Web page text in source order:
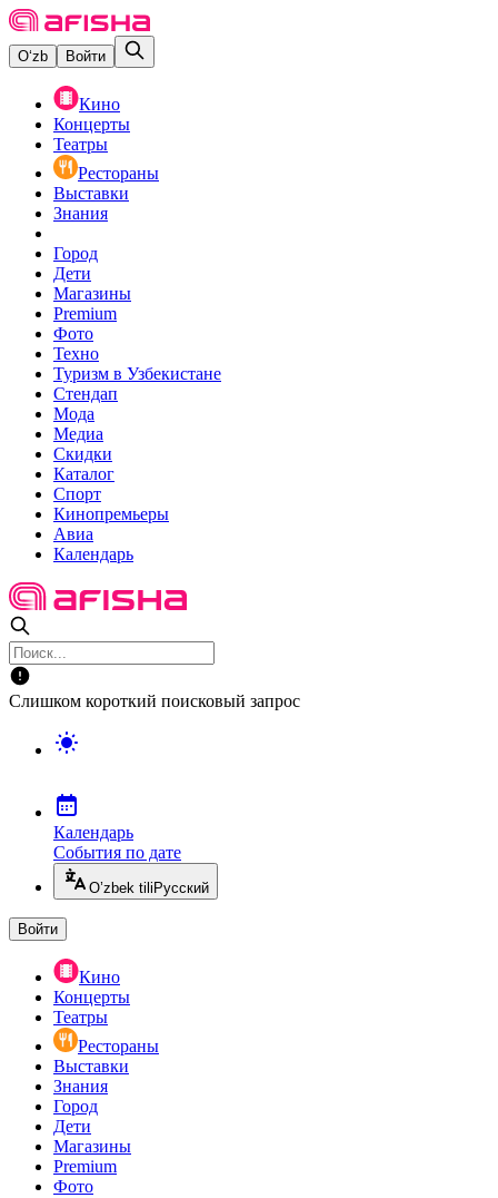
O‘zb Войти
Кино
Концерты
Театры
Рестораны
Выставки
Знания
Город
Дети
Магазины
Premium
Фото
Техно
Туризм в Узбекистане
Стендап
Мода
Медиа
Скидки
Каталог
Спорт
Кинопремьеры
Авиа
Календарь
Слишком короткий поисковый запрос
Календарь
События по дате
O’zbek tili Русский
Войти
Кино
Концерты
Театры
Рестораны
Выставки
Знания
Город
Дети
Магазины
Premium
Фото